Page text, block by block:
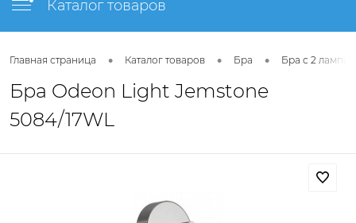
Каталог товаров
Главная страница • Каталог товаров • Бра • Бра с 2
Бра Odeon Light Jemstone
5084/17WL